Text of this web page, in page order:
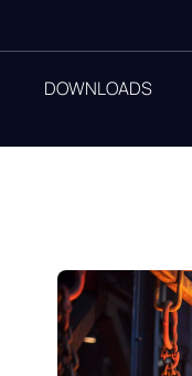
DOWNLOADS